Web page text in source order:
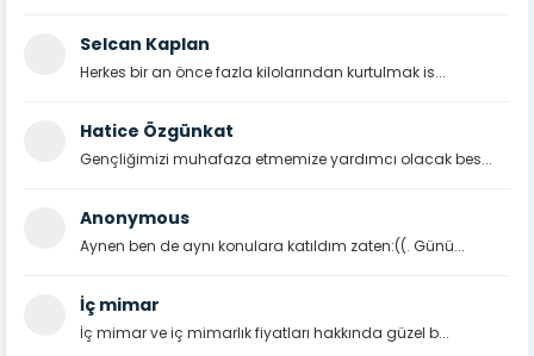
Selcan Kaplan
Herkes bir an önce fazla kilolarından kurtulmak is...
Hatice Özgünkat
Gençliğimizi muhafaza etmemize yardımcı olacak bes...
Anonymous
Aynen ben de aynı konulara katıldım zaten:((. Günü...
İç mimar
İç mimar ve iç mimarlık fiyatları hakkında güzel b...